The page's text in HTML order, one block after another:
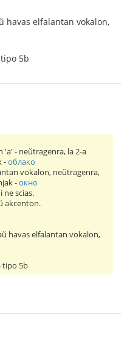
havas elfalantan vokalon,
5b
'а' - neŭtragenra, la 2-a
-облако
vokalon, neŭtragenra,
-окно
ne scias.
akcenton.
havas elfalantan vokalon,
tipo 5b